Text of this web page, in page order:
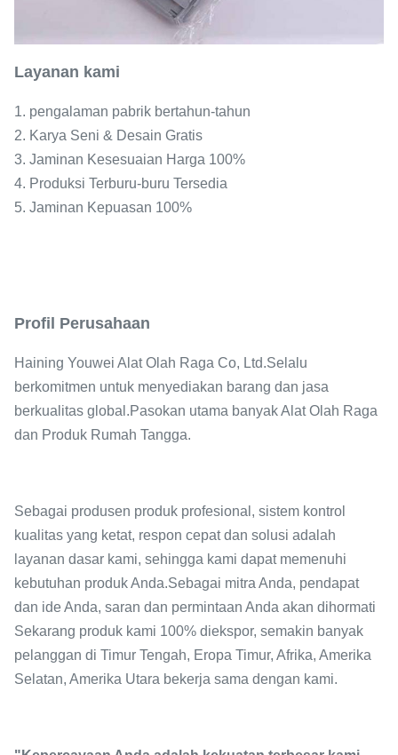
Layanan kami
1. pengalaman pabrik bertahun-tahun
2. Karya Seni & Desain Gratis
3. Jaminan Kesesuaian Harga 100%
4. Produksi Terburu-buru Tersedia
5. Jaminan Kepuasan 100%
Profil Perusahaan
Haining Youwei Alat Olah Raga Co, Ltd.Selalu
berkomitmen untuk menyediakan barang dan jasa
berkualitas global.Pasokan utama banyak Alat Olah Raga
dan Produk Rumah Tangga.
Sebagai produsen produk profesional, sistem kontrol
kualitas yang ketat, respon cepat dan solusi adalah
layanan dasar kami, sehingga kami dapat memenuhi
kebutuhan produk Anda.Sebagai mitra Anda, pendapat
dan ide Anda, saran dan permintaan Anda akan dihormati
Sekarang produk kami 100% diekspor, semakin banyak
pelanggan di Timur Tengah, Eropa Timur, Afrika, Amerika
Selatan, Amerika Utara bekerja sama dengan kami.